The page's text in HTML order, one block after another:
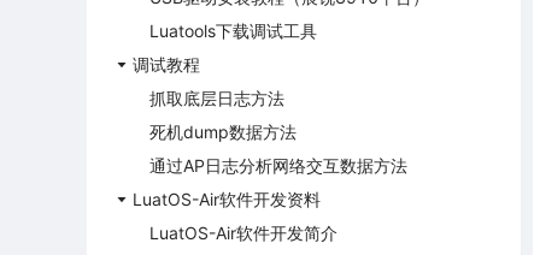
Luatools下载调试工具
调试教程
抓取底层日志方法
死机dump数据方法
通过AP日志分析网络交互数据方法
LuatOS-Air软件开发资料
LuatOS-Air软件开发简介